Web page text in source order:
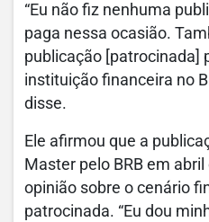
“Eu não fiz nenhuma
paga nessa ocasião.
publicação [patrocinada]
instituição financeira no
disse.
Ele afirmou que a
Master pelo BRB em
opinião sobre o cenário
patrocinada. “Eu dou